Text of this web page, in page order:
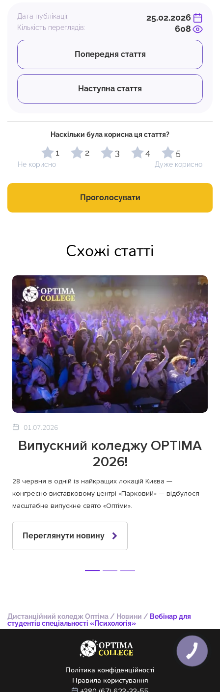
Дата публікації: 25.02.2026
Кількість переглядів: 608
Попередня стаття
Наступна стаття
Наскільки була корисна ця стаття?
1 2 3 4 5
Не корисно Дуже корисно
Проголосувати
Схожі статті
01.07.2026
Випускний коледжу OPTIMA
2026!
28 червня в одній із найкращих локацій Києва —
конгресно-виставковому центрі «Парковий» — відбулося
масштабне випускне свято «Оптіми».
Переглянути новину
Дистанційний коледж Оптіма / Новини / Вебінар для
студентів спеціальності «Психологія»
Політика конфіденційності
Правила користування